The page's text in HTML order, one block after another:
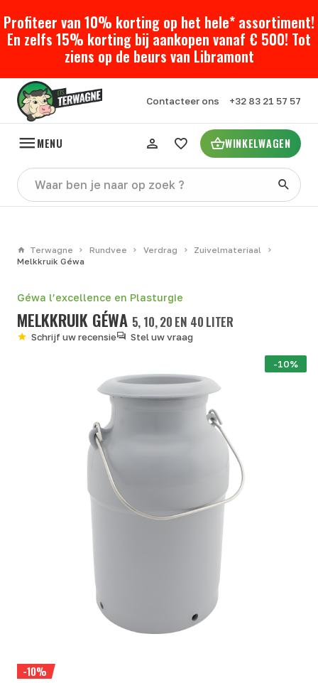
Profiteer van 10% korting op het hele* assortiment!
En zelfs 15% korting bij aankopen vanaf € 500! Tot
ziens op de beurs van Libramont
Contacteer ons +32 83 21 57 57
MENU WINKELWAGEN
Terwagne Rundvee Verdrag
Zuivelmateriaal
Melkkruik Géwa
Géwa l’excellence en Plasturgie
MELKKRUIK GÉWA 5, 10, 20 EN 40 LITER
Schrijf uw recensie Stel uw vraag
-10%
-10%